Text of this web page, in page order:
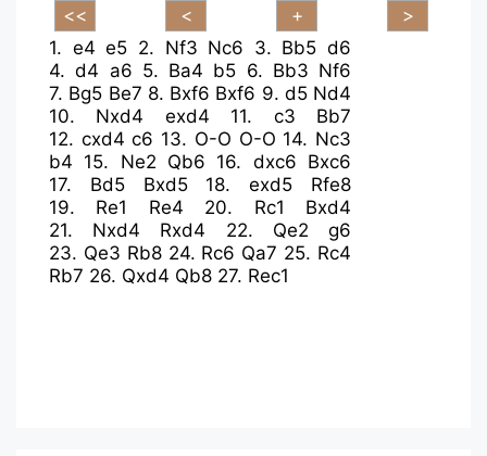
1. e4 e5 2. Nf3 Nc6 3. Bb5 d6
4.d4 a6 5. Ba4 b5 6. Bb3 Nf6
7. Bg5 Be7 8. Bxf6 Bxf6 9. d5 Nd4
10. Nxd4 exd4 11. c3
Bb7
12. cxd4 c6 13. O-O O-O 14. Nc3
b4 15. Ne2 Qb6 16. dxc6 Bxc6
17. Bd5 Bxd5 18.exd5
Rfe8
19. Re1 Re4 20. Rc1
Bxd4
21. Nxd4 Rxd4 22. Qe2
g6
23. Qe3 Rb8 24. Rc6 Qa7 25. Rc4
Rb7 26. Qxd4 Qb8 27. Rec1